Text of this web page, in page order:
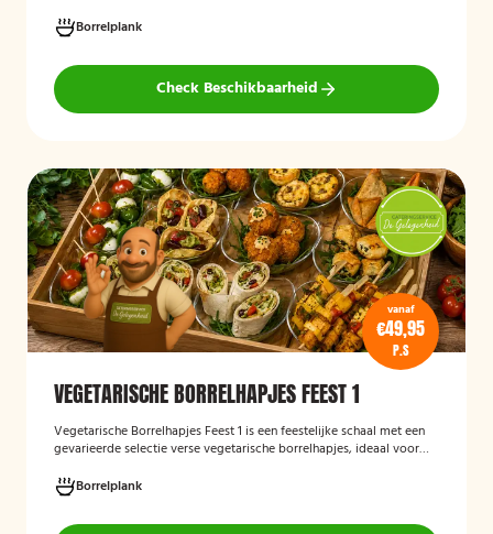
recepties of een andere gelegenheid.
Borrelplank
Check Beschikbaarheid
vanaf
€49,95
P.S
VEGETARISCHE BORRELHAPJES FEEST 1
Vegetarische Borrelhapjes Feest 1 is een feestelijke schaal met een
gevarieerde selectie verse vegetarische borrelhapjes, ideaal voor
vers bereid en verzorgd gepresenteerd, zodat gasten kunnen
genieten van een smaakvolle en volledig vegetarische
borrelervaring.
Borrelplank